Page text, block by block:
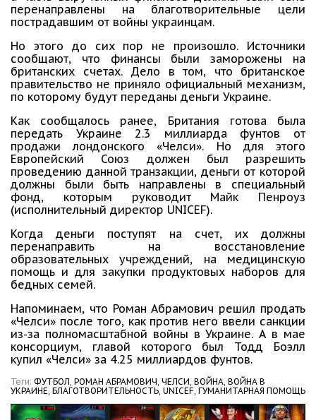
перенаправлены на благотворительные цели
пострадавшим от войны украинцам.
Но этого до сих пор не произошло. Источники
сообщают, что финансы были заморожены на
британских счетах. Дело в том, что британское
правительство не приняло официальный механизм,
по которому будут переданы деньги Украине.
Как сообщалось ранее, Британия готова была
передать Украине 2.3 миллиарда фунтов от
продажи лондонского «Челси». Но для этого
Европейский Союз должен был разрешить
проведению данной транзакции, деньги от которой
должны были быть направлены в специальный
фонд, которым руководит Майк Пенроуз
(исполнительный директор UNICEF).
Когда деньги поступят на счет, их должны
перенаправить на восстановление
образовательных учреждений, на медицинскую
помощь и для закупки продуктовых наборов для
бедных семей.
Напоминаем, что Роман Абрамович решил продать
«Челси» после того, как против него ввели санкции
из-за полномасштабной войны в Украине. А в мае
консорциум, главой которого был Тодд Боэлл
купил «Челси» за 4.25 миллиардов фунтов.
Теги: ФУТБОЛ, РОМАН АБРАМОВИЧ, ЧЕЛСИ, ВОЙНА, ВОЙНА В
УКРАИНЕ, БЛАГОТВОРИТЕЛЬНОСТЬ, UNICEF, ГУМАНИТАРНАЯ ПОМОЩЬ